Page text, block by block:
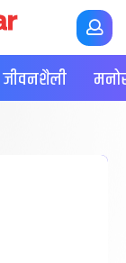
जीवनशैली